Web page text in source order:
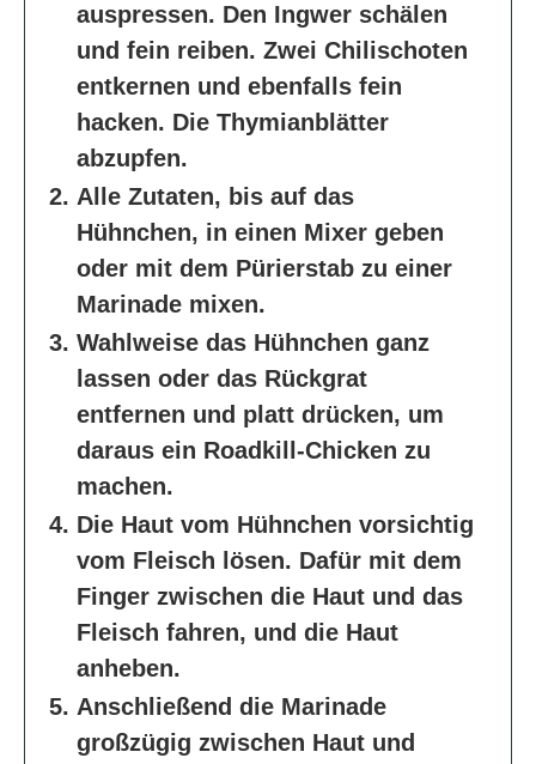
auspressen. Den Ingwer schälen
und fein reiben. Zwei Chilischoten
entkernen und ebenfalls fein
hacken. Die Thymianblätter
abzupfen.
Alle Zutaten, bis auf das
Hühnchen, in einen Mixer geben
oder mit dem Pürierstab zu einer
Marinade mixen.
Wahlweise das Hühnchen ganz
lassen oder das Rückgrat
entfernen und platt drücken, um
daraus ein Roadkill-Chicken zu
machen.
Die Haut vom Hühnchen vorsichtig
vom Fleisch lösen. Dafür mit dem
Finger zwischen die Haut und das
Fleisch fahren, und die Haut
anheben.
Anschließend die Marinade
großzügig zwischen Haut und